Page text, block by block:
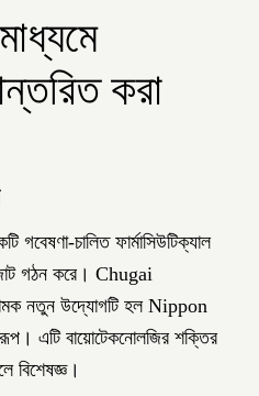
করা
চালিত ফার্মাসিউটিক্যাল
গঠন করে। Chugai
নতুন উদ্যোগটি হল Nippon
এটি বায়োটেকনোলজির শক্তির
বিশেষজ্ঞ।